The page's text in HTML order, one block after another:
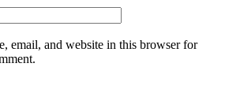
email, and website in this browser for